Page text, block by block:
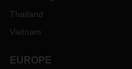
Thailand
Vietnam
EUROPE